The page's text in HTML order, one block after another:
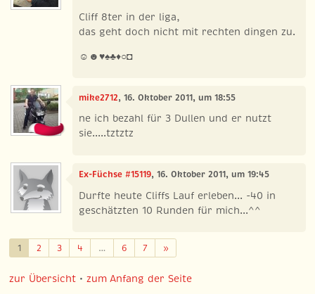
Cliff 8ter in der liga,
das geht doch nicht mit rechten dingen zu.
☺☻♥♠♣♦○◘
mike2712, 16. Oktober 2011, um 18:55
ne ich bezahl für 3 Dullen und er nutzt
sie.....tztztz
Ex-Füchse #15119, 16. Oktober 2011, um 19:45
Durfte heute Cliffs Lauf erleben... -40 in
geschätzten 10 Runden für mich...^^
1 2 3 4 … 6 7 »Weiter
zur Übersicht •zum Anfang der Seite